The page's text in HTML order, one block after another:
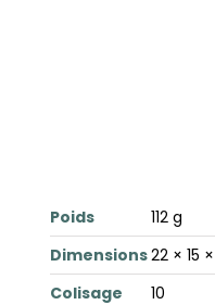
Poids
112 g
Dimensions22 × 15
Colisage
10